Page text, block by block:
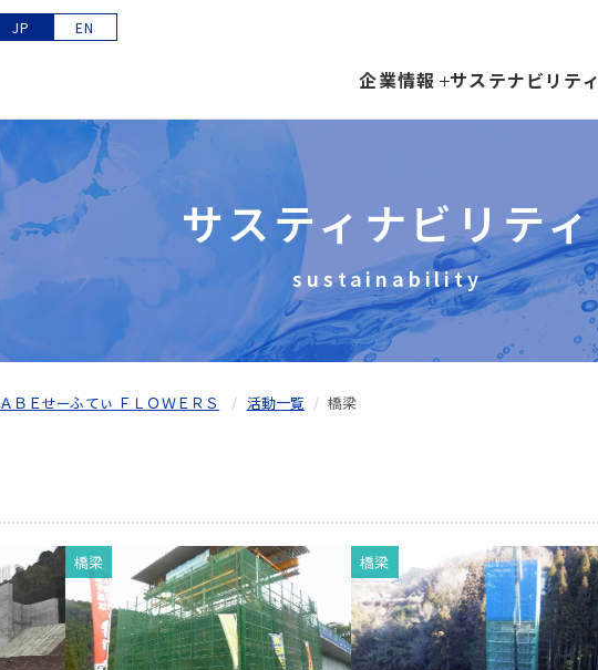
JP EN
企業情報 サステナビリティ
サスティナビリティ
sustainability
ＡＢＥせーふてぃ ＦＬＯＷＥＲＳ 活動一覧 橋梁
橋梁 橋梁